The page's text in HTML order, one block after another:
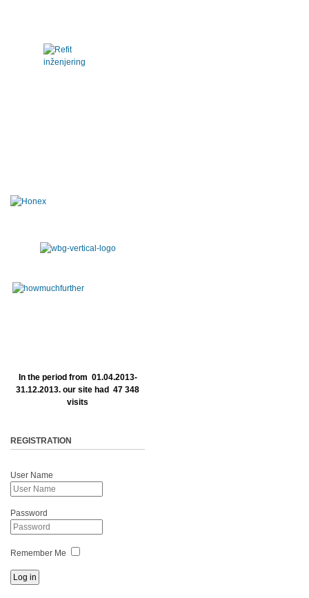
In the period from 01.04.2013-
31.12.2013. our site had 47 348
visits
REGISTRATION
User Name
Password
Remember Me